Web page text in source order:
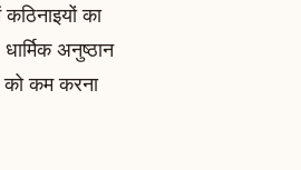
का
अनुष्ठान
को कम करना